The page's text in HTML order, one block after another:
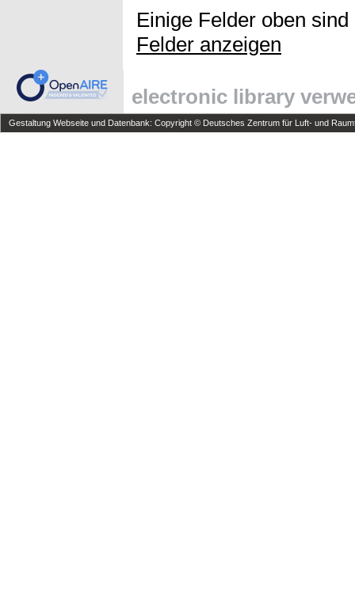
Einige Felder oben
Felder anzeigen
electronic library
Gestaltung Webseite und Datenbank: Copyright © Deutsches Zentrum für Luft- und